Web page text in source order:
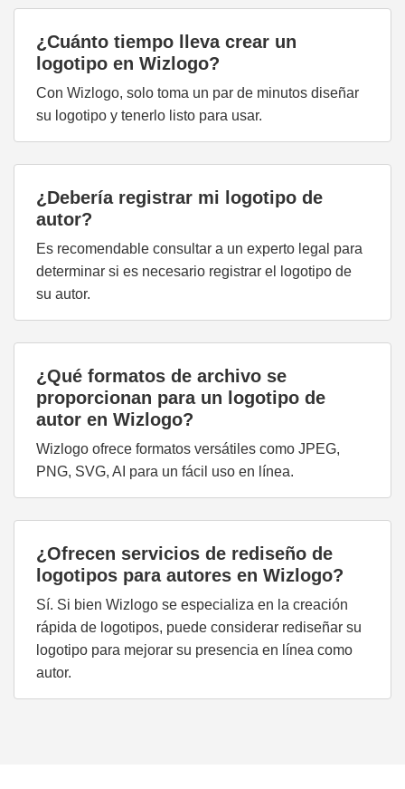
¿Cuánto tiempo lleva crear un
logotipo en Wizlogo?
Con Wizlogo, solo toma un par de minutos diseñar
su logotipo y tenerlo listo para usar.
¿Debería registrar mi logotipo de
autor?
Es recomendable consultar a un experto legal para
determinar si es necesario registrar el logotipo de
su autor.
¿Qué formatos de archivo se
proporcionan para un logotipo de
autor en Wizlogo?
Wizlogo ofrece formatos versátiles como JPEG,
PNG, SVG, AI para un fácil uso en línea.
¿Ofrecen servicios de rediseño de
logotipos para autores en Wizlogo?
Sí. Si bien Wizlogo se especializa en la creación
rápida de logotipos, puede considerar rediseñar su
logotipo para mejorar su presencia en línea como
autor.